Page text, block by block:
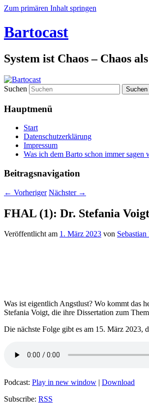
Zum primären Inhalt springen
Bartocast
System ist Chaos – Chaos
Suchen
Hauptmenü
Start
Datenschutzerklärung
Impressum
Was ich dem Barto schon immer sagen
Beitragsnavigation
← Vorheriger Nächster →
FHAL (1): Dr. Stefania
Veröffentlicht am 1. März 2023 von
Was ist eigentlich Angstlust? Wo kommt das
Stefania Voigt, die ihre Dissertation zum
Die nächste Folge gibt es am 15. März
Podcast: Play in new window
Download
Subscribe: RSS